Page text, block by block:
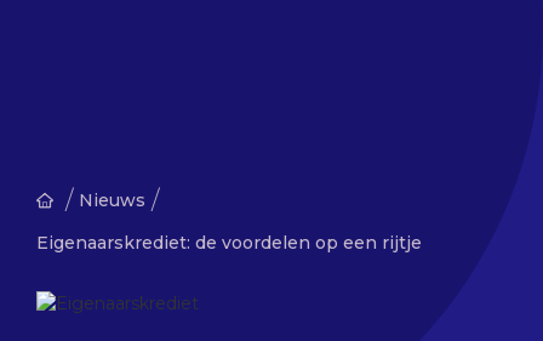
/ Nieuws /
Eigenaarskrediet: de voordelen op een rijtje